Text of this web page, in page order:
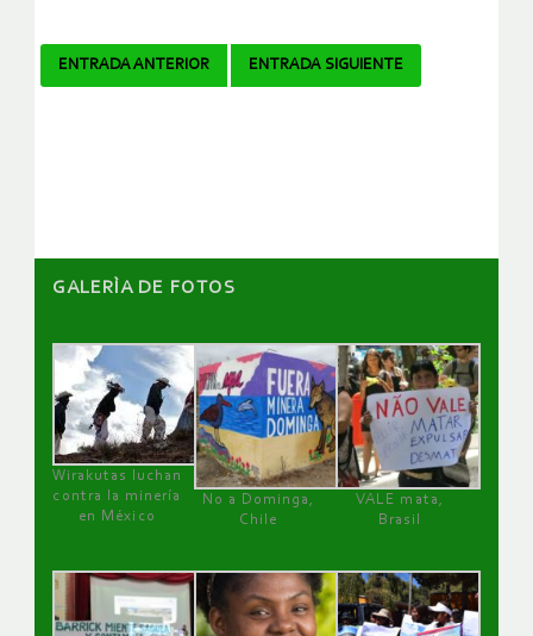
Navegador
ENTRADA ANTERIOR ENTRADA SIGUIENTE
GALERÌA DE FOTOS
Wirakutas luchan
contra la minería
en México
No a Dominga,
Chile
VALE mata,
Brasil